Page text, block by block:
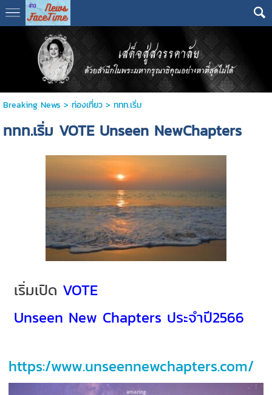
Breaking News > ท่องเที่ยว> ททท.เริ่ม
ททท.เริ่ม VOTE Unseen NewChapters
เริ่มเปิด VOTE
Unseen New Chapters ประจำปี2566
https:/www.unseennewchapters.com/